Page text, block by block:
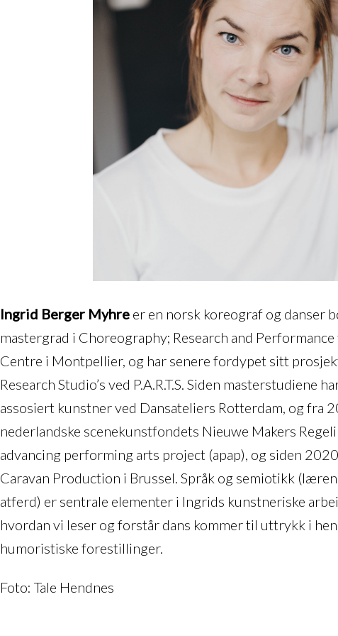
Ingrid Berger Myhre er en norsk koreograf og danser
mastergrad i Choreography; Research and
Centre i Montpellier, og har senere fordypet sitt
Research Studio’s ved P.A.R.T.S. Siden masterstudiene
assosiert kunstner ved Dansateliers Rotterdam, og fra
nederlandske scenekunstfondets Nieuwe Makers
advancing performing arts project (apap), og siden
Caravan Production i Brussel. Språk og semiotikk
atferd) er sentrale elementer i Ingrids kunstneriske
hvordan vi leser og forstår dans kommer til uttrykk i
humoristiske forestillinger.
Foto: Tale Hendnes